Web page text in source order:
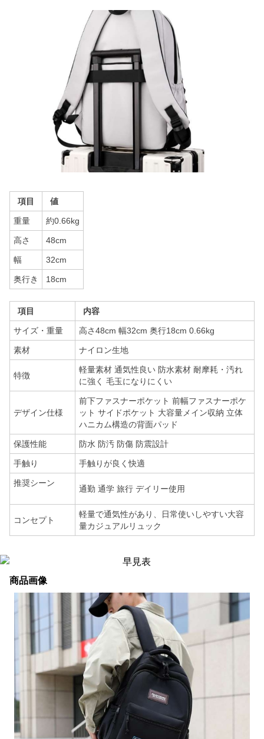
項目 値
重量 約0.66kg
高さ 48cm
幅 32cm
奥行き 18cm
項目 内容
サイズ・重量 高さ48cm 幅32cm 奥行18cm 0.66kg
素材 ナイロン生地
特徴
軽量素材 通気性良い 防水素材 耐摩耗・汚れ
に強く 毛玉になりにくい
デザイン仕様
前下ファスナーポケット 前幅ファスナーポケ
ット サイドポケット 大容量メイン収納 立体
ハニカム構造の背面パッド
保護性能 防水 防汚 防傷 防震設計
手触り 手触りが良く快適
推奨シーン
通勤 通学 旅行 デイリー使用
コンセプト
軽量で通気性があり、日常使いしやすい大容
量カジュアルリュック
商品画像